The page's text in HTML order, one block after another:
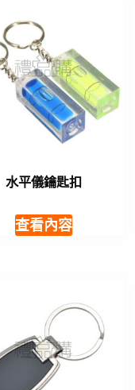
水平儀鑰匙扣
查看內容